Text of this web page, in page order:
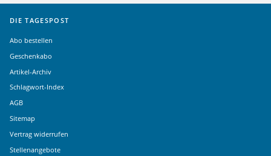
DIE TAGESPOST
Abo bestellen
Geschenkabo
Artikel-Archiv
Schlagwort-Index
AGB
Sitemap
Vertrag widerrufen
Stellenangebote